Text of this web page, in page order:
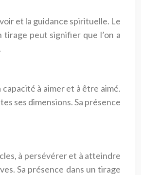
et la guidance spirituelle. Le
tirage peut signifier que l’on a
à aimer et à être aimé.
ses dimensions. Sa présence
à persévérer et à atteindre
Sa présence dans un tirage